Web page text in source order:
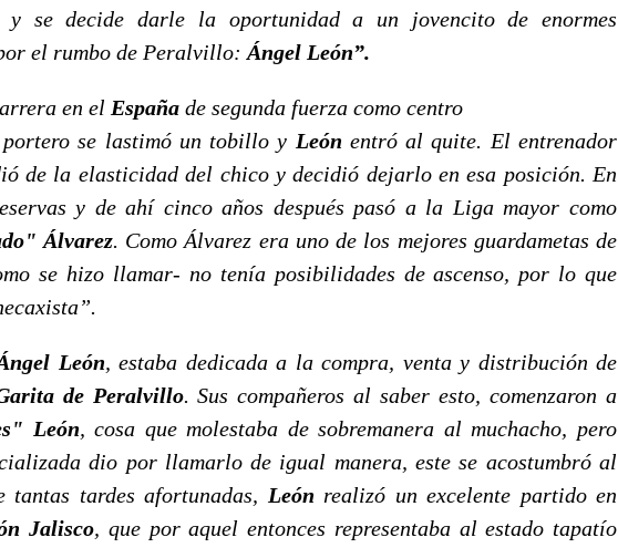
y se decide darle la oportunidad a un jovencito de enormes
el rumbo de Peralvillo: Ángel León”.
en el España de segunda fuerza como centro
se lastimó un tobillo y León entró al quite. El entrenador
de la elasticidad del chico y decidió dejarlo en esa posición. En
y de ahí cinco años después pasó a la Liga mayor como
Álvarez. Como Álvarez era uno de los mejores guardametas de
se hizo llamar- no tenía posibilidades de ascenso, por lo que
León, estaba dedicada a la compra, venta y distribución de
de Peralvillo. Sus compañeros al saber esto, comenzaron a
León, cosa que molestaba de sobremanera al muchacho, pero
dio por llamarlo de igual manera, este se acostumbró al
tantas tardes afortunadas, León realizó un excelente partido en
Jalisco, que por aquel entonces representaba al estado tapatío